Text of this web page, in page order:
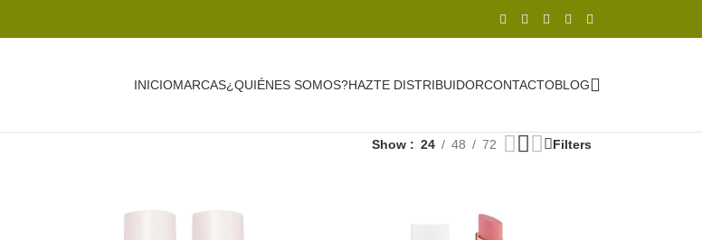
INICIOMARCAS¿QUIÉNES SOMOS?HAZTE DISTRIBUIDORCONTACTOBLOG
Show 24 48 72 Filters